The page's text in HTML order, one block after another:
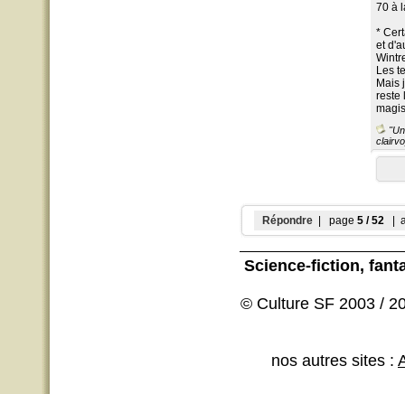
70 à
*
et
Les
Mais
reste
Répondre | page 5 / 52 |
Science-fiction,
© Culture SF 2003 /
nos autres sites :